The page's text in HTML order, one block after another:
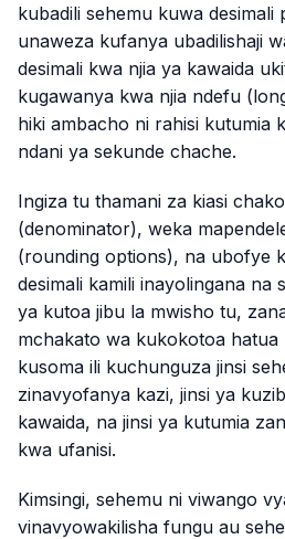
kubadili sehemu kuwa desimali
unaweza kufanya ubadilishaji
desimali kwa njia ya kawaida
kugawanya kwa njia ndefu
hiki ambacho ni rahisi kutumia
ndani ya sekunde chache.
Ingiza tu thamani za kiasi
(denominator), weka
(rounding options), na ubofye
desimali kamili inayolingana na
ya kutoa jibu la mwisho tu,
mchakato wa kukokotoa hatua
kusoma ili kuchunguza jinsi
zinavyofanya kazi, jinsi ya
kawaida, na jinsi ya kutumia
kwa ufanisi.
Kimsingi, sehemu ni viwango
vinavyowakilisha fungu au